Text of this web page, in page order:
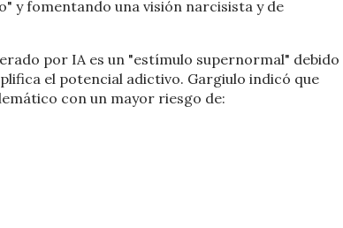
y fomentando una visión narcisista y de
por IA es un "estímulo supernormal" debido
el potencial adictivo. Gargiulo indicó que
con un mayor riesgo de: